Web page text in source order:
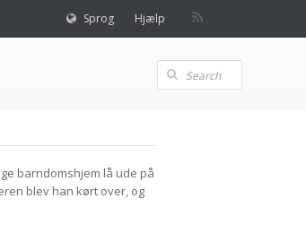
Sprog Hjælp
barndomshjem lå ude på
blev han kørt over, og